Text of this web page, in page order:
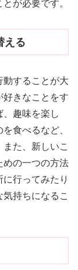
が必要です。
える
動することが大
好きなことをす
、趣味を楽し
食べるなど、
た、新しいこ
めの一つの方法
行ってみたり
持ちになるこ